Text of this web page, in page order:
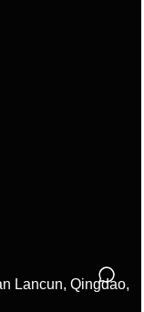
Lancun, Qingdao,